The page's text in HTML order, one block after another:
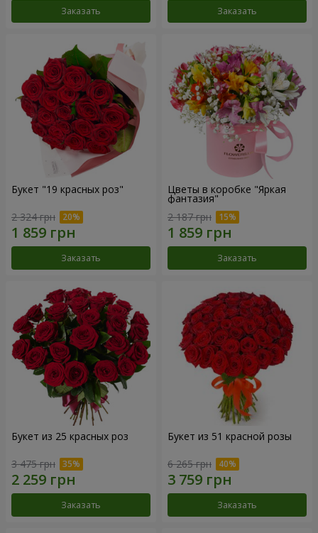
Заказать Заказать
Букет "19 красных роз"
2 324 грн
Заказать
Цветы в коробке "Яркая
фантазия"
2 187 грн
Заказать
Букет из 25 красных роз
3 475 грн
Заказать
Букет из 51 красной розы
6 265 грн
Заказать